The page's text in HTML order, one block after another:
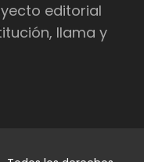
editorial
llama y